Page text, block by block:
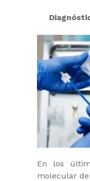
En los
molecular